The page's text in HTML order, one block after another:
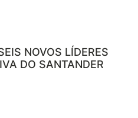
NOVOS LÍDERES
DO SANTANDER